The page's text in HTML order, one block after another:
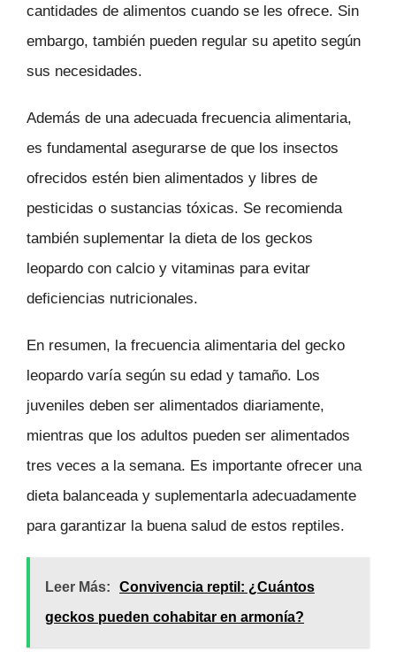
cantidades de alimentos cuando se les ofrece. Sin
embargo, también pueden regular su apetito según
sus necesidades.
Además de una adecuada frecuencia alimentaria,
es fundamental asegurarse de que los insectos
ofrecidos estén bien alimentados y libres de
pesticidas o sustancias tóxicas. Se recomienda
también suplementar la dieta de los geckos
leopardo con calcio y vitaminas para evitar
deficiencias nutricionales.
En resumen, la frecuencia alimentaria del gecko
leopardo varía según su edad y tamaño. Los
juveniles deben ser alimentados diariamente,
mientras que los adultos pueden ser alimentados
tres veces a la semana. Es importante ofrecer una
dieta balanceada y suplementarla adecuadamente
para garantizar la buena salud de estos reptiles.
Leer Más:
Convivencia reptil: ¿Cuántos
geckos pueden cohabitar en armonía?